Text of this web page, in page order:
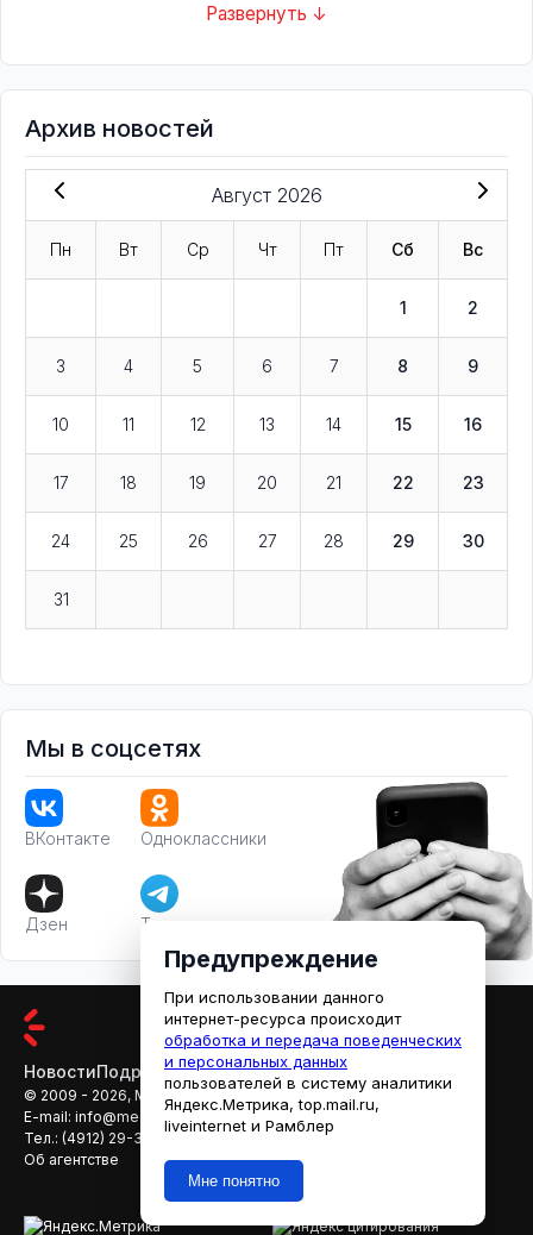
Развернуть ↓
Архив новостей
Август 2026
Пн Вт Ср Чт Пт Сб Вс
1 2
3 4 5 6 7 8 9
10 11 12 13 14 15 16
17 18 19 20 21 22 23
24 25 26 27 28 29 30
31
Мы в соцсетях
ВКонтакте Одноклассники
Дзен Телеграм
НовостиПодробностиАфишаКино
© 2009 - 2026, МЕДИАРЯЗАНЬ
E-mail: info@mediaryazan.ru
reklama@mediaryazan.ru
Тел.: (4912) 29-33-66
Об агентстве
Предупреждение
При использовании данного
интернет-ресурса происходит
обработка и передача поведенческих
и персональных данных
пользователей в систему аналитики
Яндекс.Метрика, top.mail.ru,
liveinternet и Рамблер
Мне понятно